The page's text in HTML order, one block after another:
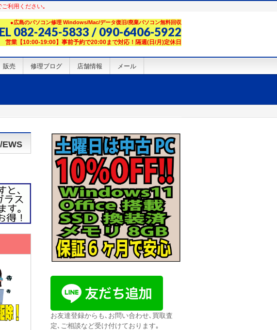
利用ください｡
●広島のパソコン修理 Windows/Mac/データ復旧/廃棄パソコン無料回収
082-245-5833 / 090-6406-5922
営業【10:00-19:00】事前予約で20:00まで対応！隔週(日/月)定休日
販売 修理ブログ 店舗情報 メール
EWS
お友達登録からも､お問い合わせ､買取査
定､ご相談など受け付けております｡